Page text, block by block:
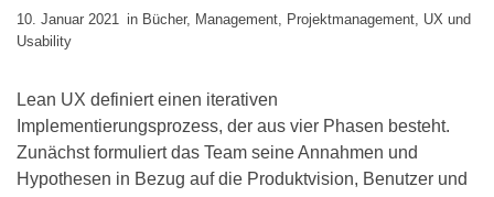
10. Januar 2021 in Bücher, Management, Projektmanagement, UX und
Usability
Lean UX definiert einen iterativen
Implementierungsprozess, der aus vier Phasen besteht.
Zunächst formuliert das Team seine Annahmen und
Hypothesen in Bezug auf die Produktvision, Benutzer und